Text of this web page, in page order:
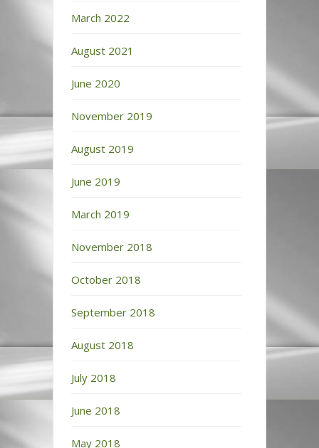
March 2022
August 2021
June 2020
November 2019
August 2019
June 2019
March 2019
November 2018
October 2018
September 2018
August 2018
July 2018
June 2018
May 2018